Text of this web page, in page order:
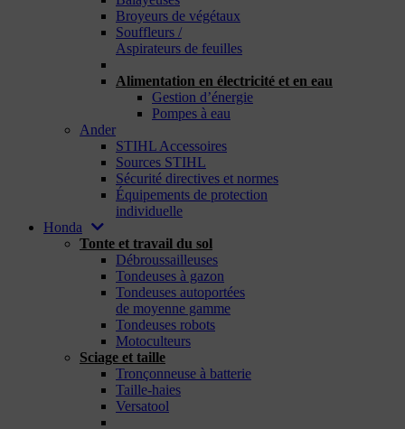
Broyeurs de végétaux
Souffleurs /
Aspirateurs de feuilles
Alimentation en électricité et en eau
Gestion d’énergie
Pompes à eau
Ander
STIHL Accessoires
Sources STIHL
Sécurité directives et normes
Équipements de protection
individuelle
Honda
Tonte et travail du sol
Débroussailleuses
Tondeuses à gazon
Tondeuses autoportées
de moyenne gamme
Tondeuses robots
Motoculteurs
Sciage et taille
Tronçonneuse à batterie
Taille-haies
Versatool